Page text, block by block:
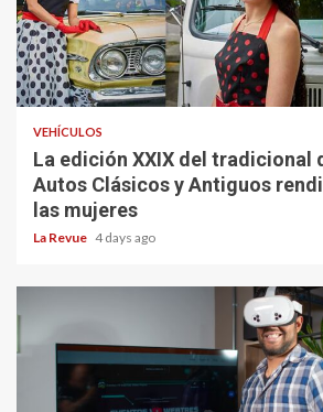
VEHÍCULOS
La edición XXIX del tradicional
Autos Clásicos y Antiguos
las mujeres
La Revue 4 days ago